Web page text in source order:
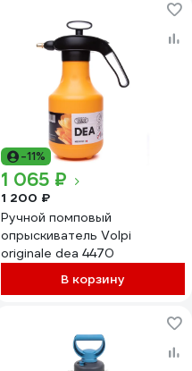
-11%
1 065 ₽
1 200 ₽
Ручной помповый
опрыскиватель Volpi
originale dea 4470
В корзину